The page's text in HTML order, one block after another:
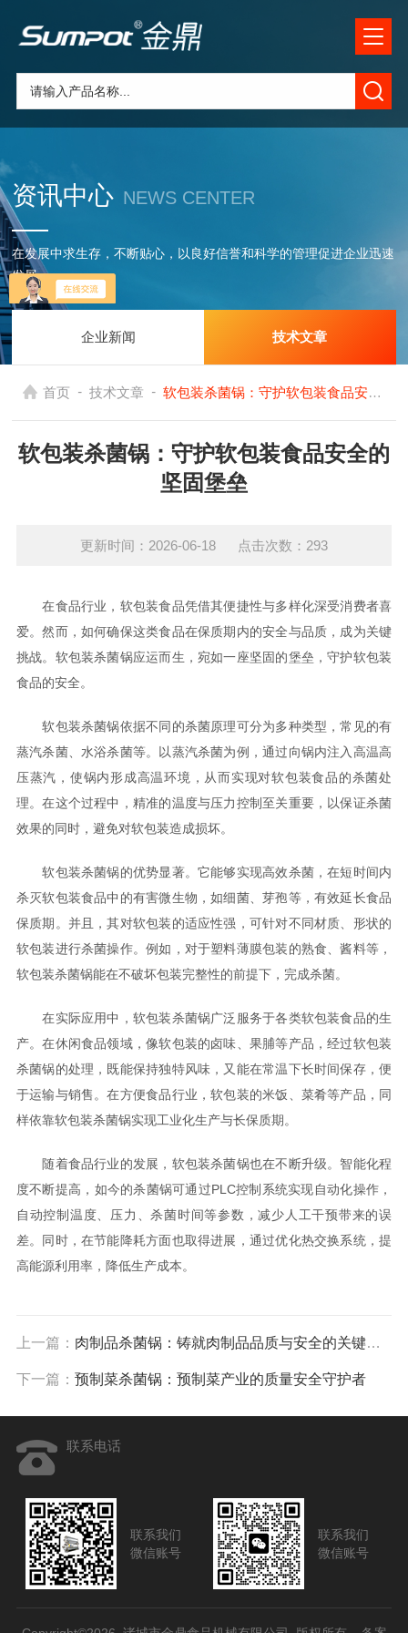
资讯中心 NEWS CENTER
在发展中求生存，不断贴心，以良好信誉和科学的管理促进企业迅速
发展
企业新闻 技术文章
首页 - 技术文章 - 软包装杀菌锅：守护软包装食品安全的坚固堡垒
软包装杀菌锅：守护软包装食品安全的
坚固堡垒
更新时间：2026-06-18 点击次数：293
在食品行业，软包装食品凭借其便捷性与多样化深受消费者喜
爱。然而，如何确保这类食品在保质期内的安全与品质，成为关键
挑战。软包装杀菌锅应运而生，宛如一座坚固的堡垒，守护软包装
食品的安全。
软包装杀菌锅依据不同的杀菌原理可分为多种类型，常见的有
蒸汽杀菌、水浴杀菌等。以蒸汽杀菌为例，通过向锅内注入高温高
压蒸汽，使锅内形成高温环境，从而实现对软包装食品的杀菌处
理。在这个过程中，精准的温度与压力控制至关重要，以保证杀菌
效果的同时，避免对软包装造成损坏。
软包装杀菌锅的优势显著。它能够实现高效杀菌，在短时间内
杀灭软包装食品中的有害微生物，如细菌、芽孢等，有效延长食品
保质期。并且，其对软包装的适应性强，可针对不同材质、形状的
软包装进行杀菌操作。例如，对于塑料薄膜包装的熟食、酱料等，
软包装杀菌锅能在不破坏包装完整性的前提下，完成杀菌。
在实际应用中，软包装杀菌锅广泛服务于各类软包装食品的生
产。在休闲食品领域，像软包装的卤味、果脯等产品，经过软包装
杀菌锅的处理，既能保持独特风味，又能在常温下长时间保存，便
于运输与销售。在方便食品行业，软包装的米饭、菜肴等产品，同
样依靠软包装杀菌锅实现工业化生产与长保质期。
随着食品行业的发展，软包装杀菌锅也在不断升级。智能化程
度不断提高，如今的杀菌锅可通过PLC控制系统实现自动化操作，
自动控制温度、压力、杀菌时间等参数，减少人工干预带来的误
差。同时，在节能降耗方面也取得进展，通过优化热交换系统，提
高能源利用率，降低生产成本。
上一篇： 肉制品杀菌锅：铸就肉制品品质与安全的关键设备
下一篇： 预制菜杀菌锅：预制菜产业的质量安全守护者
联系电话
联系我们
微信账号
联系我们
微信账号